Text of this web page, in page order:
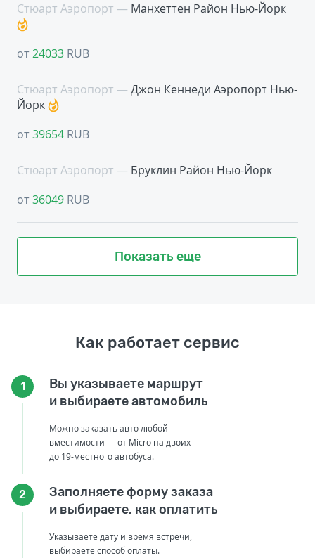
Стюарт Аэропорт — Манхеттен Район Нью-Йорк
от24033 RUB
Стюарт Аэропорт — Джон Кеннеди Аэропорт Нью-
Йорк
от39654 RUB
Стюарт Аэропорт — Бруклин Район Нью-Йорк
от36049 RUB
Показать еще
Как работает сервис
1
Вы указываете маршрут
и выбираете автомобиль
Можно заказать авто любой
вместимости — от Micro на двоих
до 19-местного автобуса.
2
Заполняете форму заказа
и выбираете, как оплатить
Указываете дату и время встречи,
выбираете способ оплаты.